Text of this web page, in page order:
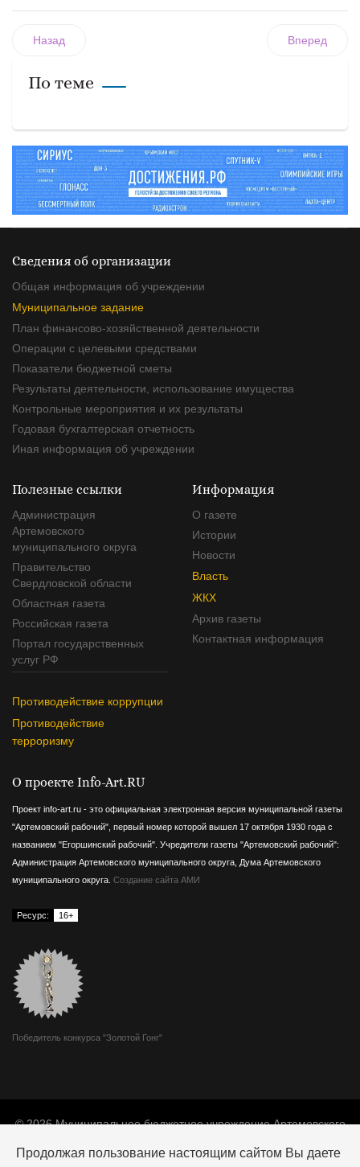
Назад Вперед
По теме
Сведения об организации
Общая информация об учреждении
Муниципальное задание
План финансово-хозяйственной деятельности
Операции с целевыми средствами
Показатели бюджетной сметы
Результаты деятельности, использование имущества
Контрольные мероприятия и их результаты
Годовая бухгалтерская отчетность
Иная информация об учреждении
Полезные ссылки
Администрация
Артемовского
муниципального округа
Правительство
Свердловской области
Областная газета
Российская газета
Портал государственных
услуг РФ
Противодействие коррупции
Противодействие
терроризму
Информация
О газете
Истории
Новости
Власть
ЖКХ
Архив газеты
Контактная информация
О проекте Info-Art.RU
Проект info-art.ru - это официальная электронная версия муниципальной газеты
"Артемовский рабочий", первый номер которой вышел 17 октября 1930 года с
названием "Егоршинский рабочий". Учредители газеты "Артемовский рабочий":
Администрация Артемовского муниципального округа, Дума Артемовского
муниципального округа. Создание сайта АМИ
Ресурс: 16+
Победитель конкурса "Золотой Гонг"
© 2026 Муниципальное бюджетное учреждение Артемовского
Адрес: 623780, г. Артемовский, ул. Мира, 10.
Продолжая пользование настоящим сайтом Вы даете